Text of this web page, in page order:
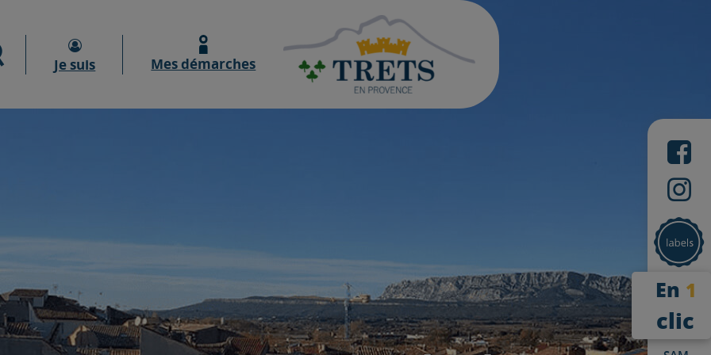
Moteur de recherche
Je suis Mes démarches
En 1
clic